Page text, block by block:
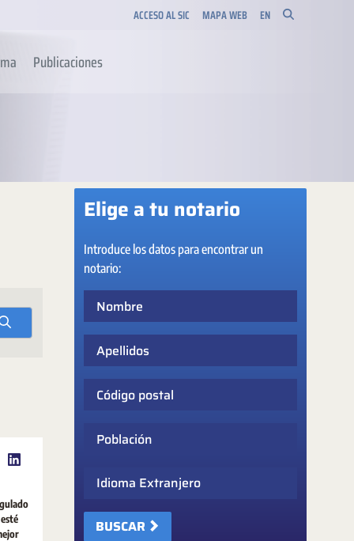
ACCESO AL SIC MAPA WEB EN
Publicaciones
Elige a tu notario
Introduce los datos para encontrar un
notario:
Idioma Extranjero
BUSCAR